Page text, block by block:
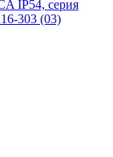
IP54, серия
303 (03)